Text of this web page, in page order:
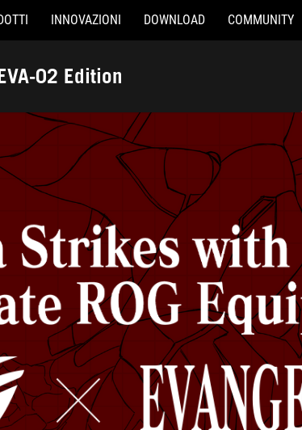
INNOVAZIONI DOWNLOAD COMMUNITY
02 Edition